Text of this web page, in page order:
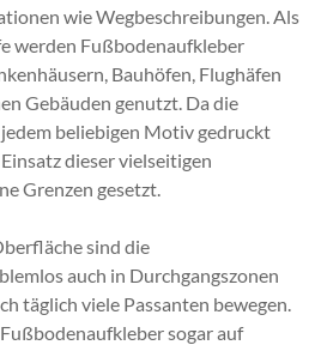
wie Wegbeschreibungen. Als
werden Fußbodenaufkleber
Bauhöfen, Flughäfen
Gebäuden genutzt. Da die
beliebigen Motiv gedruckt
dieser vielseitigen
Grenzen gesetzt.
sind die
auch in Durchgangszonen
täglich viele Passanten bewegen.
sogar auf